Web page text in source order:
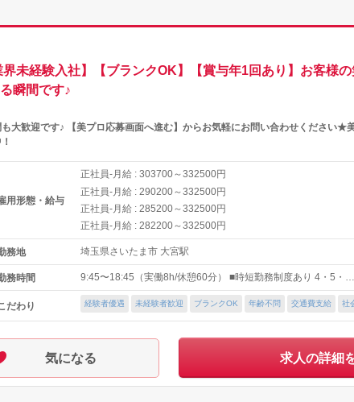
経験入社】【ブランクOK】【賞与年1回あり】お客様の
瞬間です♪
も大歓迎です♪ 【美プロ応募画面へ進む】からお気軽にお問い合わせください★
用形態・給与
正社員-月給 : 303700～332500円
正社員-月給 : 290200～332500円
正社員-月給 : 285200～332500円
正社員-月給 : 282200～332500円
務地 埼玉県さいたま市 大宮駅
務時間 9:45〜18:45（実働8h/休憩60分） ■時短勤務制度あり 4・5・…
だわり 経験者優遇 未経験者歓迎 ブランクOK 年齢不問 交通費支給 社
気になる 求人の詳細